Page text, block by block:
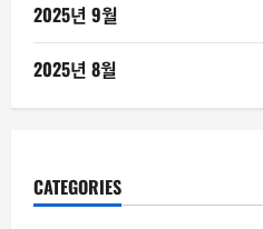
2025년 9월
2025년 8월
CATEGORIES